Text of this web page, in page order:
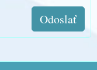
Odoslať